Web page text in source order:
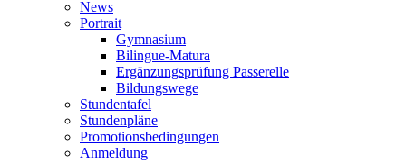
News
Portrait
Gymnasium
Bilingue-Matura
Ergänzungsprüfung Passerelle
Bildungswege
Stundentafel
Stundenpläne
Promotionsbedingungen
Anmeldung